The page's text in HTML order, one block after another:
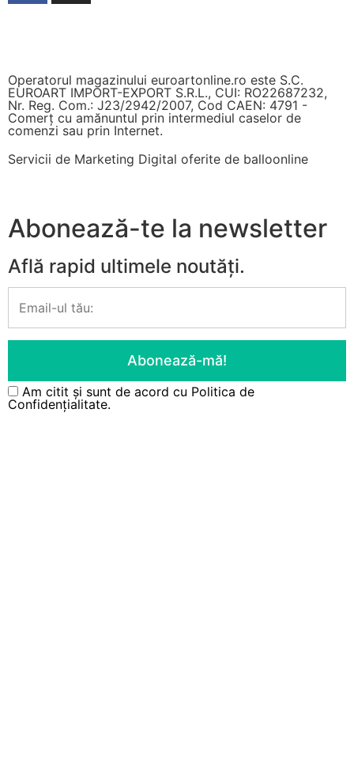
Operatorul magazinului euroartonline.ro este S.C.
EUROART IMPORT-EXPORT S.R.L., CUI: RO22687232,
Nr. Reg. Com.: J23/2942/2007, Cod CAEN: 4791 -
Comerț cu amănuntul prin intermediul caselor de
comenzi sau prin Internet.
Servicii de Marketing Digital oferite de balloonline
Abonează-te la newsletter
Află rapid ultimele noutăți.
Am citit și sunt de acord cu Politica de
Confidențialitate.